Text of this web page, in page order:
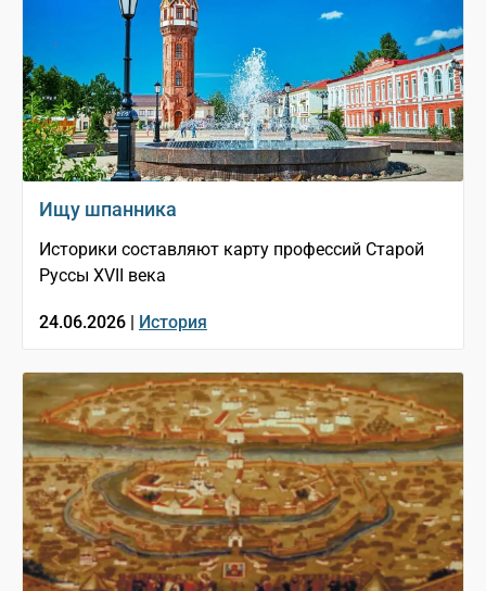
Ищу шпанника
Историки составляют карту профессий Старой
Руссы XVII века
24.06.2026 | История